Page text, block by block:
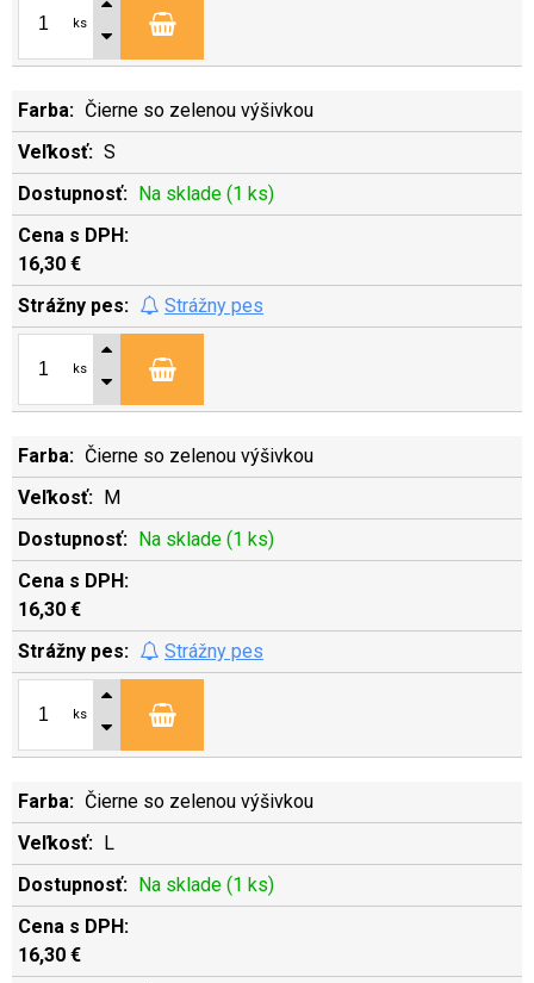
ks
Čierne so zelenou výšivkou
S
Na sklade (1 ks)
16,30 €
Strážny pes
ks
Čierne so zelenou výšivkou
M
Na sklade (1 ks)
16,30 €
Strážny pes
ks
Čierne so zelenou výšivkou
L
Na sklade (1 ks)
16,30 €